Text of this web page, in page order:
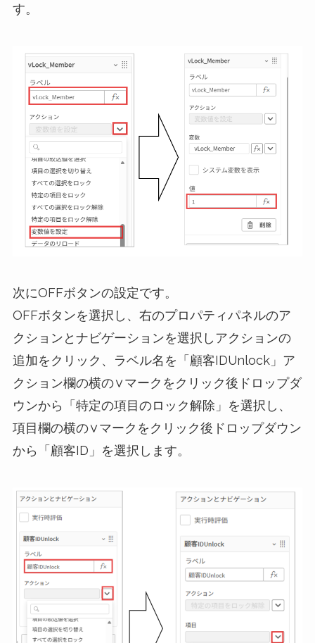
す。
次にOFFボタンの設定です。
OFFボタンを選択し、右のプロパティパネルのア
クションとナビゲーションを選択しアクションの
追加をクリック、ラベル名を「顧客IDUnlock」ア
クション欄の横の∨マークをクリック後ドロップダ
ウンから「特定の項目のロック解除」を選択し、
項目欄の横の∨マークをクリック後ドロップダウン
から「顧客ID」を選択します。